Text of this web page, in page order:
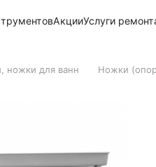
АкцииУслуги
ножки для ванн Ножки